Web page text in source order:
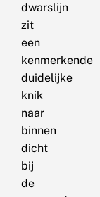
dwarslijn
zit
een
kenmerkende
duidelijke
knik
naar
binnen
dicht
bij
de